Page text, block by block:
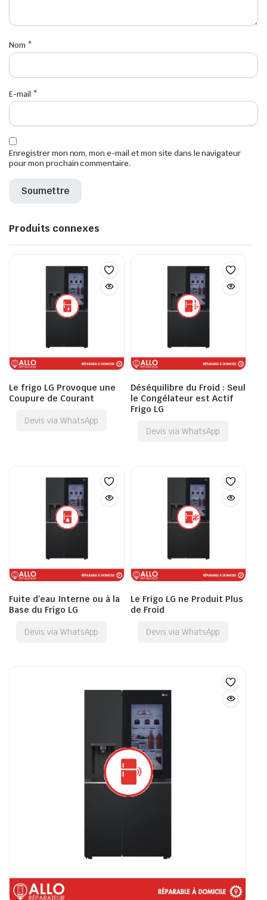
Nom *
E-mail *
Enregistrer mon nom, mon e-mail et mon site dans le navigateur
pour mon prochain commentaire.
Produits connexes
Le frigo LG Provoque une
Coupure de Courant
Devis via WhatsApp
Déséquilibre du Froid : Seul
le Congélateur est Actif
Frigo LG
Devis via WhatsApp
Fuite d’eau Interne ou à la
Base du Frigo LG
Devis via WhatsApp
Le Frigo LG ne Produit Plus
de Froid
Devis via WhatsApp